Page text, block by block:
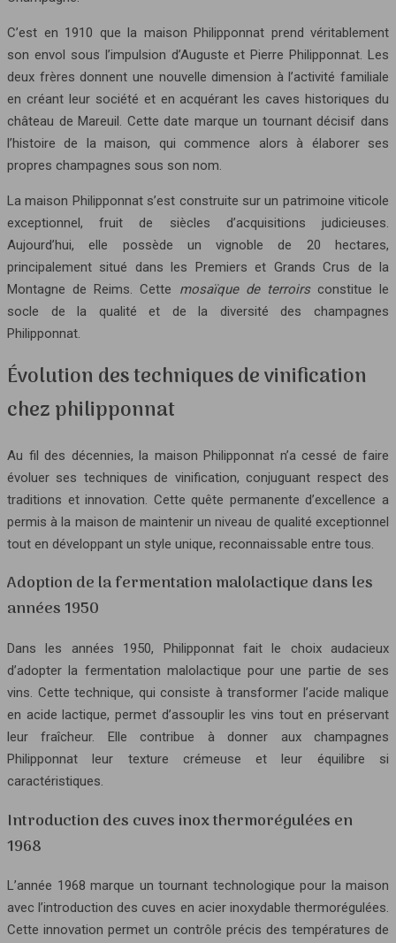
C’est en 1910 que la maison Philipponnat prend véritablement
son envol sous l’impulsion d’Auguste et Pierre Philipponnat. Les
deux frères donnent une nouvelle dimension à l’activité familiale
en créant leur société et en acquérant les caves historiques du
château de Mareuil. Cette date marque un tournant décisif dans
l’histoire de la maison, qui commence alors à élaborer ses
propres champagnes sous son nom.
La maison Philipponnat s’est construite sur un patrimoine viticole
exceptionnel, fruit de siècles d’acquisitions judicieuses.
Aujourd’hui, elle possède un vignoble de 20 hectares,
principalement situé dans les Premiers et Grands Crus de la
Montagne de Reims. Cette mosaïque de terroirs constitue le
socle de la qualité et de la diversité des champagnes
Philipponnat.
Évolution des techniques de vinification
chez philipponnat
Au fil des décennies, la maison Philipponnat n’a cessé de faire
évoluer ses techniques de vinification, conjuguant respect des
traditions et innovation. Cette quête permanente d’excellence a
permis à la maison de maintenir un niveau de qualité exceptionnel
tout en développant un style unique, reconnaissable entre tous.
Adoption de la fermentation malolactique dans les
années 1950
Dans les années 1950, Philipponnat fait le choix audacieux
d’adopter la fermentation malolactique pour une partie de ses
vins. Cette technique, qui consiste à transformer l’acide malique
en acide lactique, permet d’assouplir les vins tout en préservant
leur fraîcheur. Elle contribue à donner aux champagnes
Philipponnat leur texture crémeuse et leur équilibre si
caractéristiques.
Introduction des cuves inox thermorégulées en
1968
L’année 1968 marque un tournant technologique pour la maison
avec l’introduction des cuves en acier inoxydable thermorégulées.
Cette innovation permet un contrôle précis des températures de